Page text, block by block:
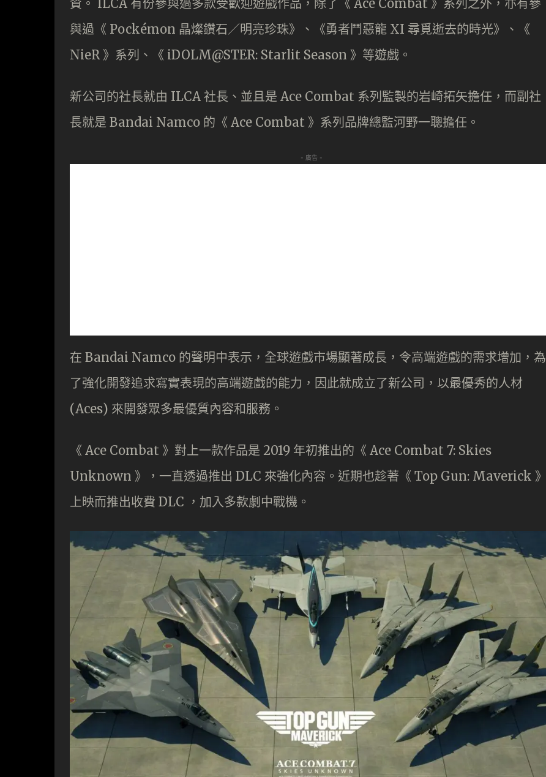
資。 ILCA 有份參與過多款受歡迎遊戲作品，除了《 Ace Combat 》系列之外，亦有參
與過《 Pockémon 晶燦鑽石／明亮珍珠》、《勇者鬥惡龍 XI 尋覓逝去的時光》、《
NieR 》系列、《 iDOLM@STER: Starlit Season 》等遊戲。
新公司的社長就由 ILCA 社長、並且是 Ace Combat 系列監製的岩崎拓矢擔任，而副社
長就是 Bandai Namco 的《 Ace Combat 》系列品牌總監河野一聰擔任。
- 廣告 -
在 Bandai Namco 的聲明中表示，全球遊戲市場顯著成長，令高端遊戲的需求增加，為
了強化開發追求寫實表現的高端遊戲的能力，因此就成立了新公司，以最優秀的人材
(Aces) 來開發眾多最優質內容和服務。
《 Ace Combat 》對上一款作品是 2019 年初推出的《 Ace Combat 7: Skies
Unknown 》，一直透過推出 DLC 來強化內容。近期也趁著《 Top Gun: Maverick 》
上映而推出收費 DLC ，加入多款劇中戰機。